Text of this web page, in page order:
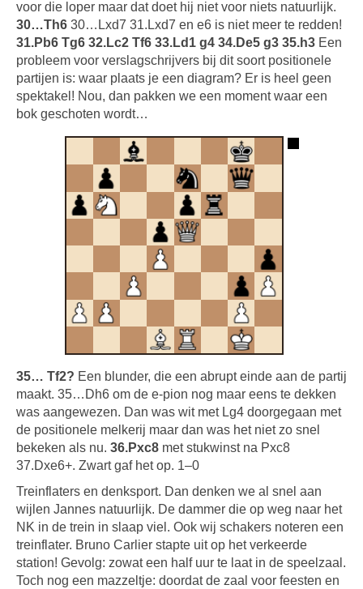
voor die loper maar dat doet hij niet voor niets natuurlijk.
30…Th6 30…Lxd7 31.Lxd7 en e6 is niet meer te redden!
31.Pb6 Tg6 32.Lc2 Tf6 33.Ld1 g4 34.De5 g3 35.h3 Een
probleem voor verslagschrijvers bij dit soort positionele
partijen is: waar plaats je een diagram? Er is heel geen
spektakel! Nou, dan pakken we een moment waar een
bok geschoten wordt…
35… Tf2? Een blunder, die een abrupt einde aan de partij
maakt. 35…Dh6 om de e-pion nog maar eens te dekken
was aangewezen. Dan was wit met Lg4 doorgegaan met
de positionele melkerij maar dan was het niet zo snel
bekeken als nu. 36.Pxc8 met stukwinst na Pxc8
37.Dxe6+. Zwart gaf het op. 1–0
Treinflaters en denksport. Dan denken we al snel aan
wijlen Jannes natuurlijk. De dammer die op weg naar het
NK in de trein in slaap viel. Ook wij schakers noteren een
treinflater. Bruno Carlier stapte uit op het verkeerde
station! Gevolg: zowat een half uur te laat in de speelzaal.
Toch nog een mazzeltje: doordat de zaal voor feesten en